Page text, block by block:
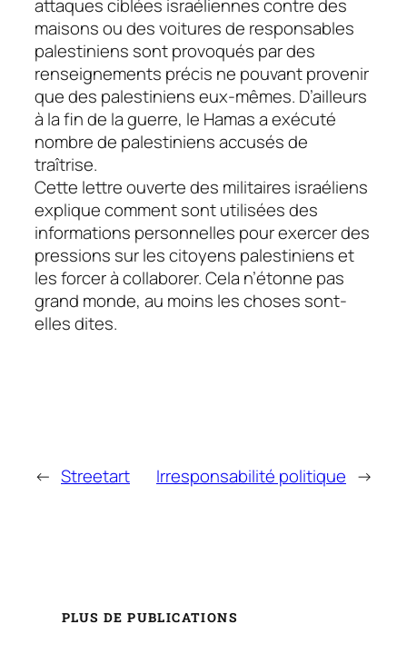
attaques ciblées israéliennes contre des
maisons ou des voitures de responsables
palestiniens sont provoqués par des
renseignements précis ne pouvant provenir
que des palestiniens eux-mêmes. D’ailleurs
à la fin de la guerre, le Hamas a exécuté
nombre de palestiniens accusés de
traîtrise.
Cette lettre ouverte des militaires israéliens
explique comment sont utilisées des
informations personnelles pour exercer des
pressions sur les citoyens palestiniens et
les forcer à collaborer. Cela n’étonne pas
grand monde, au moins les choses sont-
elles dites.
← Streetart Irresponsabilité politique →
PLUS DE PUBLICATIONS